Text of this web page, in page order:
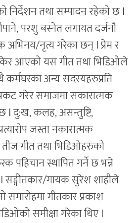
को निर्देशन तथा सम्पादन रहेको छ l
परशु बस्नेत लगायत दर्जनौं
नृत्य गरेका छन् l प्रेम र
आएको यस गीत तथा भिडिओले
कर्मघरका अन्य सदस्यहरुप्रति
गरेर समाजमा सकारात्मक
l दु:ख, कलह, असन्तुष्टि,
जस्ता नकारात्मक
तीज गीत तथा भिडिओहरुको
पहिचान स्थापित गर्ने छ भन्ने
l सङ्गीतकार/गायक सुरेश शाहीले
गीतकार प्रकाश
समीक्षा गरेका थिए l